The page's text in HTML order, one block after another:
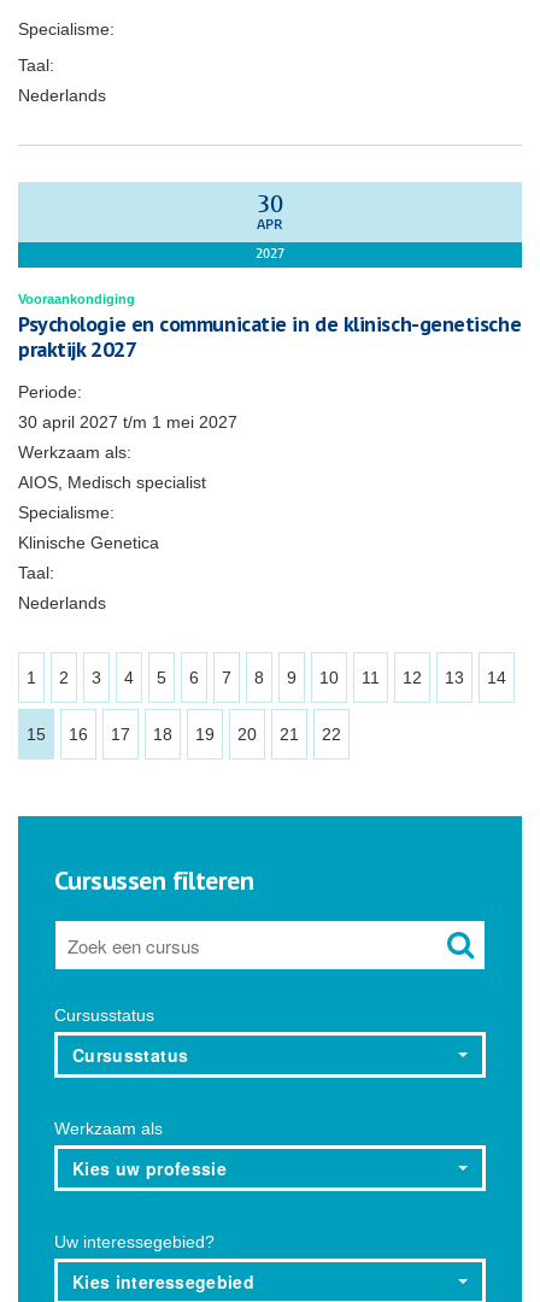
Specialisme:
Taal:
Nederlands
30
APR
2027
Vooraankondiging
Psychologie en communicatie in de klinisch-genetische
praktijk 2027
Periode:
30 april 2027 t/m 1 mei 2027
Werkzaam als:
AIOS, Medisch specialist
Specialisme:
Klinische Genetica
Taal:
Nederlands
1 2 3 4 5 6 7 8 9 10 11 12 13 14
15 16 17 18 19 20 21 22
Cursussen filteren
Cursusstatus
Cursusstatus
Werkzaam als
Kies uw professie
Uw interessegebied?
Kies interessegebied